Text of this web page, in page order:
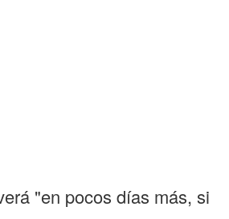
"en pocos días más, si